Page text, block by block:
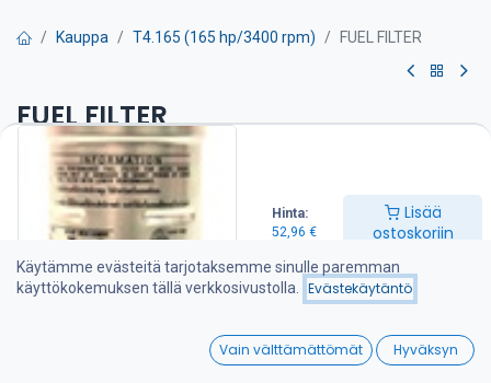
Hinta:
52,96 €
Lisää
ostoskoriin
Wishlist
Kauppa T4.165 (165 hp/3400 rpm) FUEL FILTER
FUEL FILTER
Polttoainesuodatin on suositeltava vaihtaa kerran vuodessa
52,96€
Lisää ostoskoriin
Käytämme evästeitä tarjotaksemme sinulle paremman
käyttökokemuksen tällä verkkosivustolla.
Evästekäytäntö
Vain välttämättömät Hyväksyn